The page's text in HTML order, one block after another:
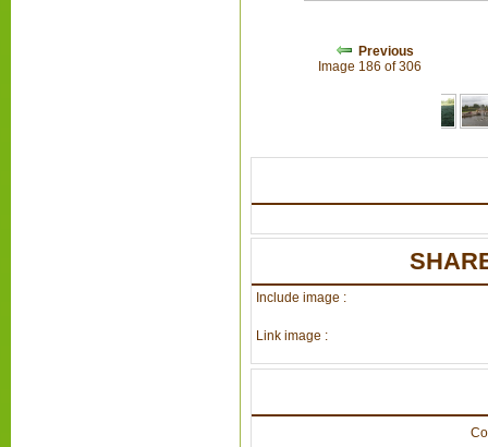
Previous
Image 186 of 306
Include image :
Link image :